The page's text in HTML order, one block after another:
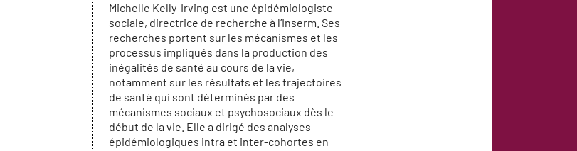
Michelle Kelly-Irving est une épidémiologiste
sociale, directrice de recherche à l’Inserm. Ses
recherches portent sur les mécanismes et les
processus impliqués dans la production des
inégalités de santé au cours de la vie,
notamment sur les résultats et les trajectoires
de santé qui sont déterminés par des
mécanismes sociaux et psychosociaux dès le
début de la vie. Elle a dirigé des analyses
épidémiologiques intra et inter-cohortes en